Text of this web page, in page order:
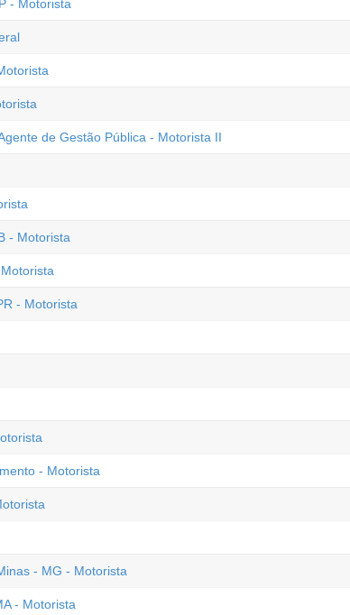
- Motorista
de Gestão Pública - Motorista II
- Motorista
- Motorista
- Motorista
- MG - Motorista
- Motorista